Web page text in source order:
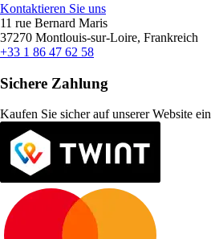
Kontaktieren Sie uns
11 rue Bernard Maris
37270 Montlouis-sur-Loire, Frankreich
+33 1 86 47 62 58
Sichere Zahlung
Kaufen Sie sicher auf unserer Website ein